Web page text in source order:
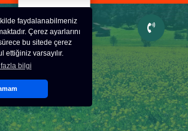
faydalanabilmeniz
Çerez ayarlarını
bu sitede çerez
ettiğiniz varsayılır.
bilgi